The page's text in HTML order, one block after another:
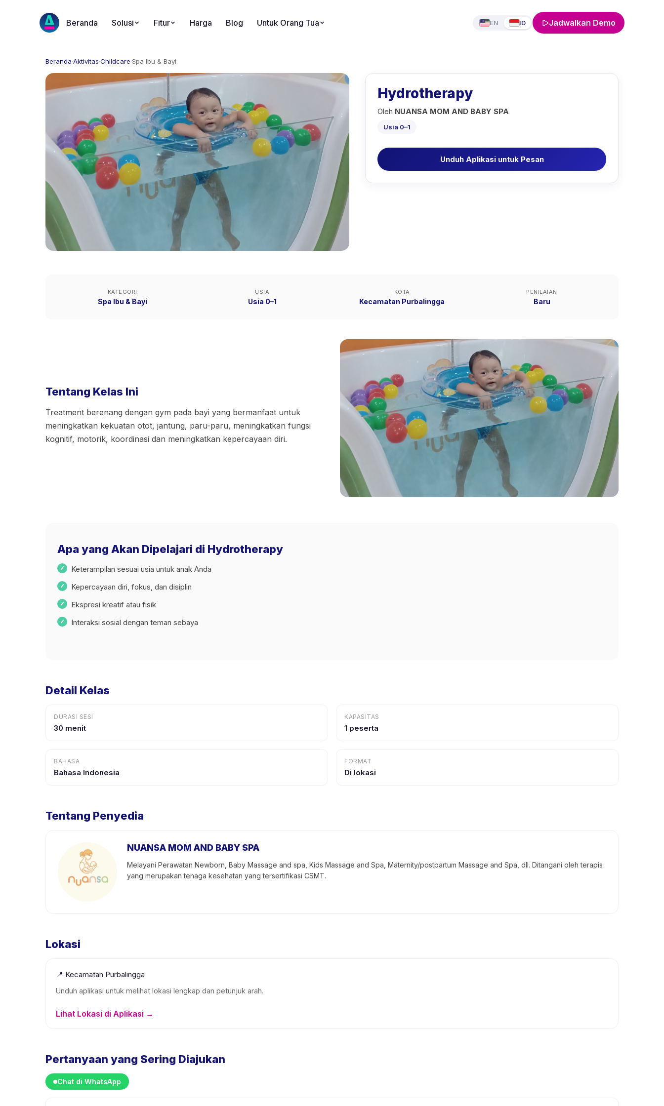
Beranda Solusi Fitur Harga Blog Untuk Orang Tua EN ID Jadwalkan Demo
Beranda·Aktivitas·Childcare·Spa Ibu & Bayi
Hydrotherapy
Oleh NUANSA MOM AND BABY SPA
Usia 0–1
Unduh Aplikasi untuk Pesan
KATEGORI
Spa Ibu & Bayi
USIA
Usia 0–1
KOTA
Kecamatan Purbalingga
PENILAIAN
Baru
Tentang Kelas Ini
Treatment berenang dengan gym pada bayi yang bermanfaat untuk
meningkatkan kekuatan otot, jantung, paru-paru, meningkatkan fungsi
kognitif, motorik, koordinasi dan meningkatkan kepercayaan diri.
Apa yang Akan Dipelajari di Hydrotherapy
Keterampilan sesuai usia untuk anak Anda
Kepercayaan diri, fokus, dan disiplin
Ekspresi kreatif atau fisik
Interaksi sosial dengan teman sebaya
Detail Kelas
DURASI SESI
30 menit
KAPASITAS
1 peserta
BAHASA
Bahasa Indonesia
FORMAT
Di lokasi
Tentang Penyedia
NUANSA MOM AND BABY SPA
Melayani Perawatan Newborn, Baby Massage and spa, Kids Massage and Spa, Maternity/postpartum Massage and Spa, dll. Ditangani oleh terapis
yang merupakan tenaga kesehatan yang tersertifikasi CSMT.
Lokasi
📍 Kecamatan Purbalingga
Unduh aplikasi untuk melihat lokasi lengkap dan petunjuk arah.
Lihat Lokasi di Aplikasi →
Pertanyaan yang Sering Diajukan
Chat di WhatsApp